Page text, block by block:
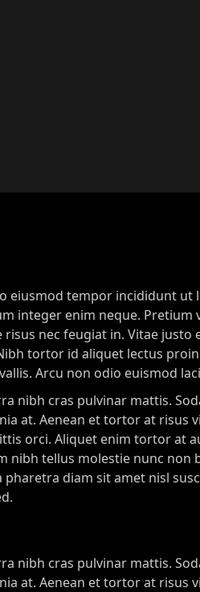
tempor incididunt ut
integer enim neque.
nec feugiat in. Vitae
tortor id aliquet lectus
Arcu non odio euismod
nibh cras pulvinar mattis.
at. Aenean et tortor at risus
orci. Aliquet enim tortor at
tellus molestie nunc non
diam sit amet nisl
nibh cras pulvinar mattis.
at. Aenean et tortor at risus